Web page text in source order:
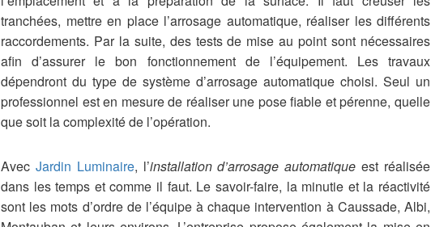
tranchées, mettre en place l’arrosage automatique, réaliser les différents
raccordements. Par la suite, des tests de mise au point sont nécessaires
afin d’assurer le bon fonctionnement de l’équipement. Les travaux
dépendront du type de système d’arrosage automatique choisi. Seul un
professionnel est en mesure de réaliser une pose fiable et pérenne, quelle
que soit la complexité de l’opération.
Avec Jardin Luminaire, l’installation d’arrosage automatique est réalisée
dans les temps et comme il faut. Le savoir-faire, la minutie et la réactivité
sont les mots d’ordre de l’équipe à chaque intervention à Caussade, Albi,